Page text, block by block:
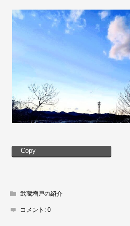
Copy
武蔵増戸の紹介
コメント:0